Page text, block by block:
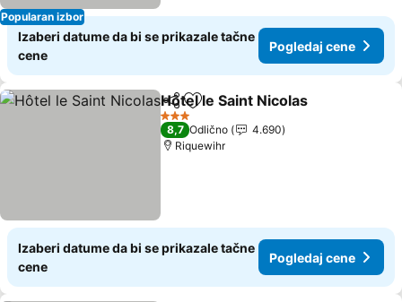
Popularan izbor
Izaberi datume da bi se prikazale tačne
cene
Pogledaj cene
Deli Dodati u favorite
Hôtel le Saint Nicolas
3 Zvezdice
8,7 Odlično
4.690
Riquewihr
Izaberi datume da bi se prikazale tačne
cene
Pogledaj cene